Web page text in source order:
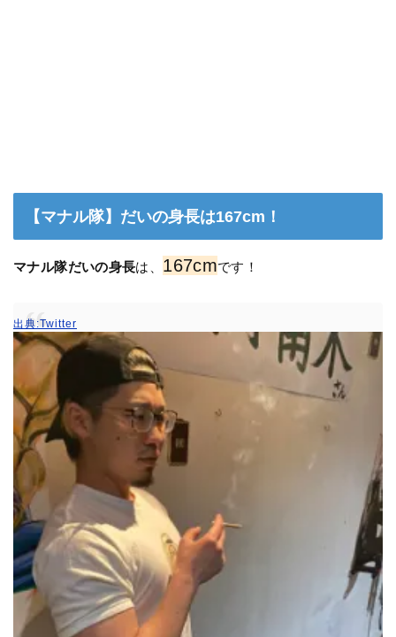
【マナル隊】だいの身長は167cm！
マナル隊だいの身長は、 167cmです！
出典:Twitter